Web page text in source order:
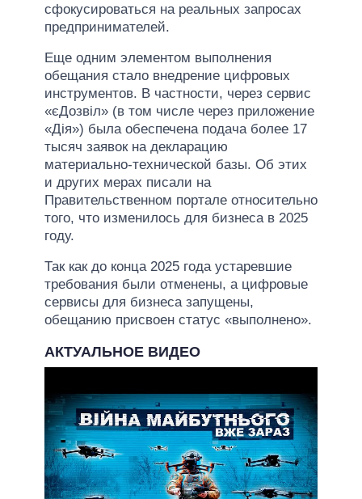
сфокусироваться на реальных запросах
предпринимателей.
Еще одним элементом выполнения
обещания стало внедрение цифровых
инструментов. В частности, через сервис
«єДозвіл» (в том числе через приложение
«Дія») была обеспечена подача более 17
тысяч заявок на декларацию
материально-технической базы. Об этих
и других мерах писали на
Правительственном портале относительно
того, что изменилось для бизнеса в 2025
году.
Так как до конца 2025 года устаревшие
требования были отменены, а цифровые
сервисы для бизнеса запущены,
обещанию присвоен статус «выполнено».
АКТУАЛЬНОЕ ВИДЕО